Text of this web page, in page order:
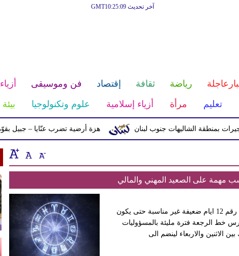
آخر تحديث GMT10:25:09
رياضة ثقافة إقتصاد فن وموسيقى أزياء
تعليم مرأة أزياء إسلامية علوم وتكنولوجيا بيئة
هزة أرضية تضرب عنّايا – جبيل بقوّة 2.8 درجات على مقياس ريختر الشاليهات جنوب لبنان
مهمة على الصعيد المهني والمالي
مهنيا: البداية مع القمر في الحمل يومي السبت والاحد في البيت رقم 12 ايام ضعيفة غير مناسبة حتى يكون
خط الرجعة فترة مليئة بالمسؤوليات
الاثنين والاربعاء لينضم الى